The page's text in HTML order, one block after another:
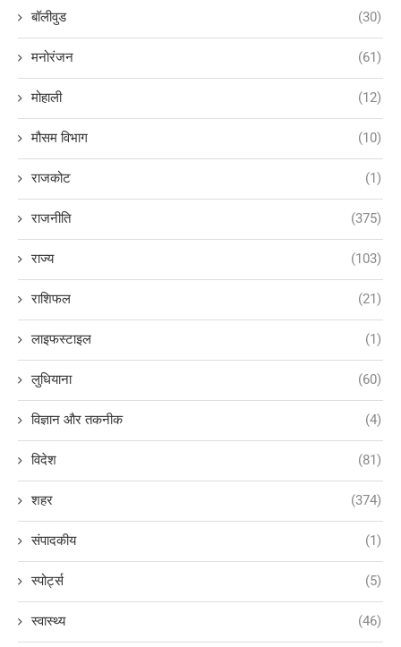
बॉलीवुड (30)
मनोरंजन (61)
मोहाली (12)
मौसम विभाग (10)
राजकोट (1)
राजनीति (375)
राज्य (103)
राशिफल (21)
लाइफस्टाइल (1)
लुधियाना (60)
विज्ञान और तकनीक (4)
विदेश (81)
शहर (374)
संपादकीय (1)
स्पोर्ट्स (5)
स्वास्थ्य (46)